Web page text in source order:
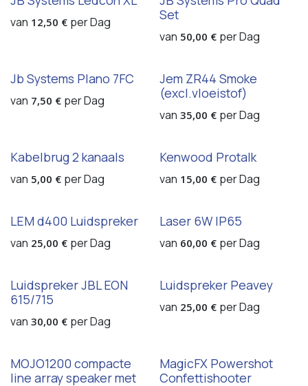
van 12,50 € perDag
Set
van 50,00 € perDag
Jb Systems Plano 7FC
van 7,50 € perDag
Jem ZR44 Smoke
(excl.vloeistof)
van 35,00 € perDag
Kabelbrug 2 kanaals
van 5,00 € perDag
Kenwood Protalk
van 15,00 € perDag
LEM d400 Luidspreker
van 25,00 € perDag
Laser 6W IP65
van 60,00 € perDag
Luidspreker JBL EON
615/715
van 30,00 € perDag
Luidspreker Peavey
van 25,00 € perDag
MOJO1200 compacte
line array speaker met
MagicFX Powershot
Confettishooter